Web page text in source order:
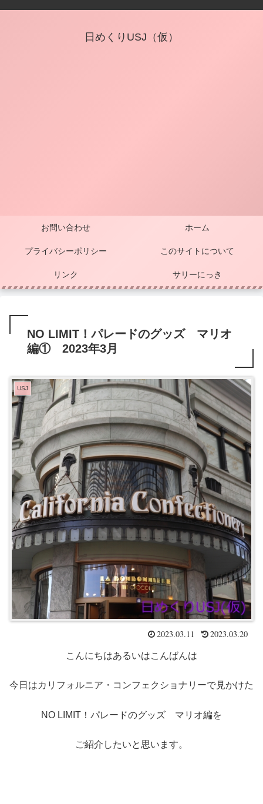
日めくりUSJ（仮）
お問い合わせ ホーム
プライバシーポリシー このサイトについて
リンク サリーにっき
NO LIMIT！パレードのグッズ マリオ
編① 2023年3月
USJ
2023.03.11 2023.03.20
こんにちはあるいはこんばんは
今日はカリフォルニア・コンフェクショナリーで見かけた
NO LIMIT！パレードのグッズ マリオ編を
ご紹介したいと思います。